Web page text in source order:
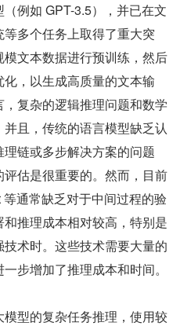
例如 GPT-3.5），并已在文
多个任务上取得了重大突
文本数据进行预训练，然后
，以生成高质量的文本输
复杂的逻辑推理问题和数学
且，传统的语言模型缺乏认
链或多步解决方案的问题
估是很重要的。然而，目前
通常缺乏对于中间过程的验
推理成本相对较高，特别是
术时。这些技术需要大量的
步增加了推理成本和时间。
型的复杂任务推理，使用较